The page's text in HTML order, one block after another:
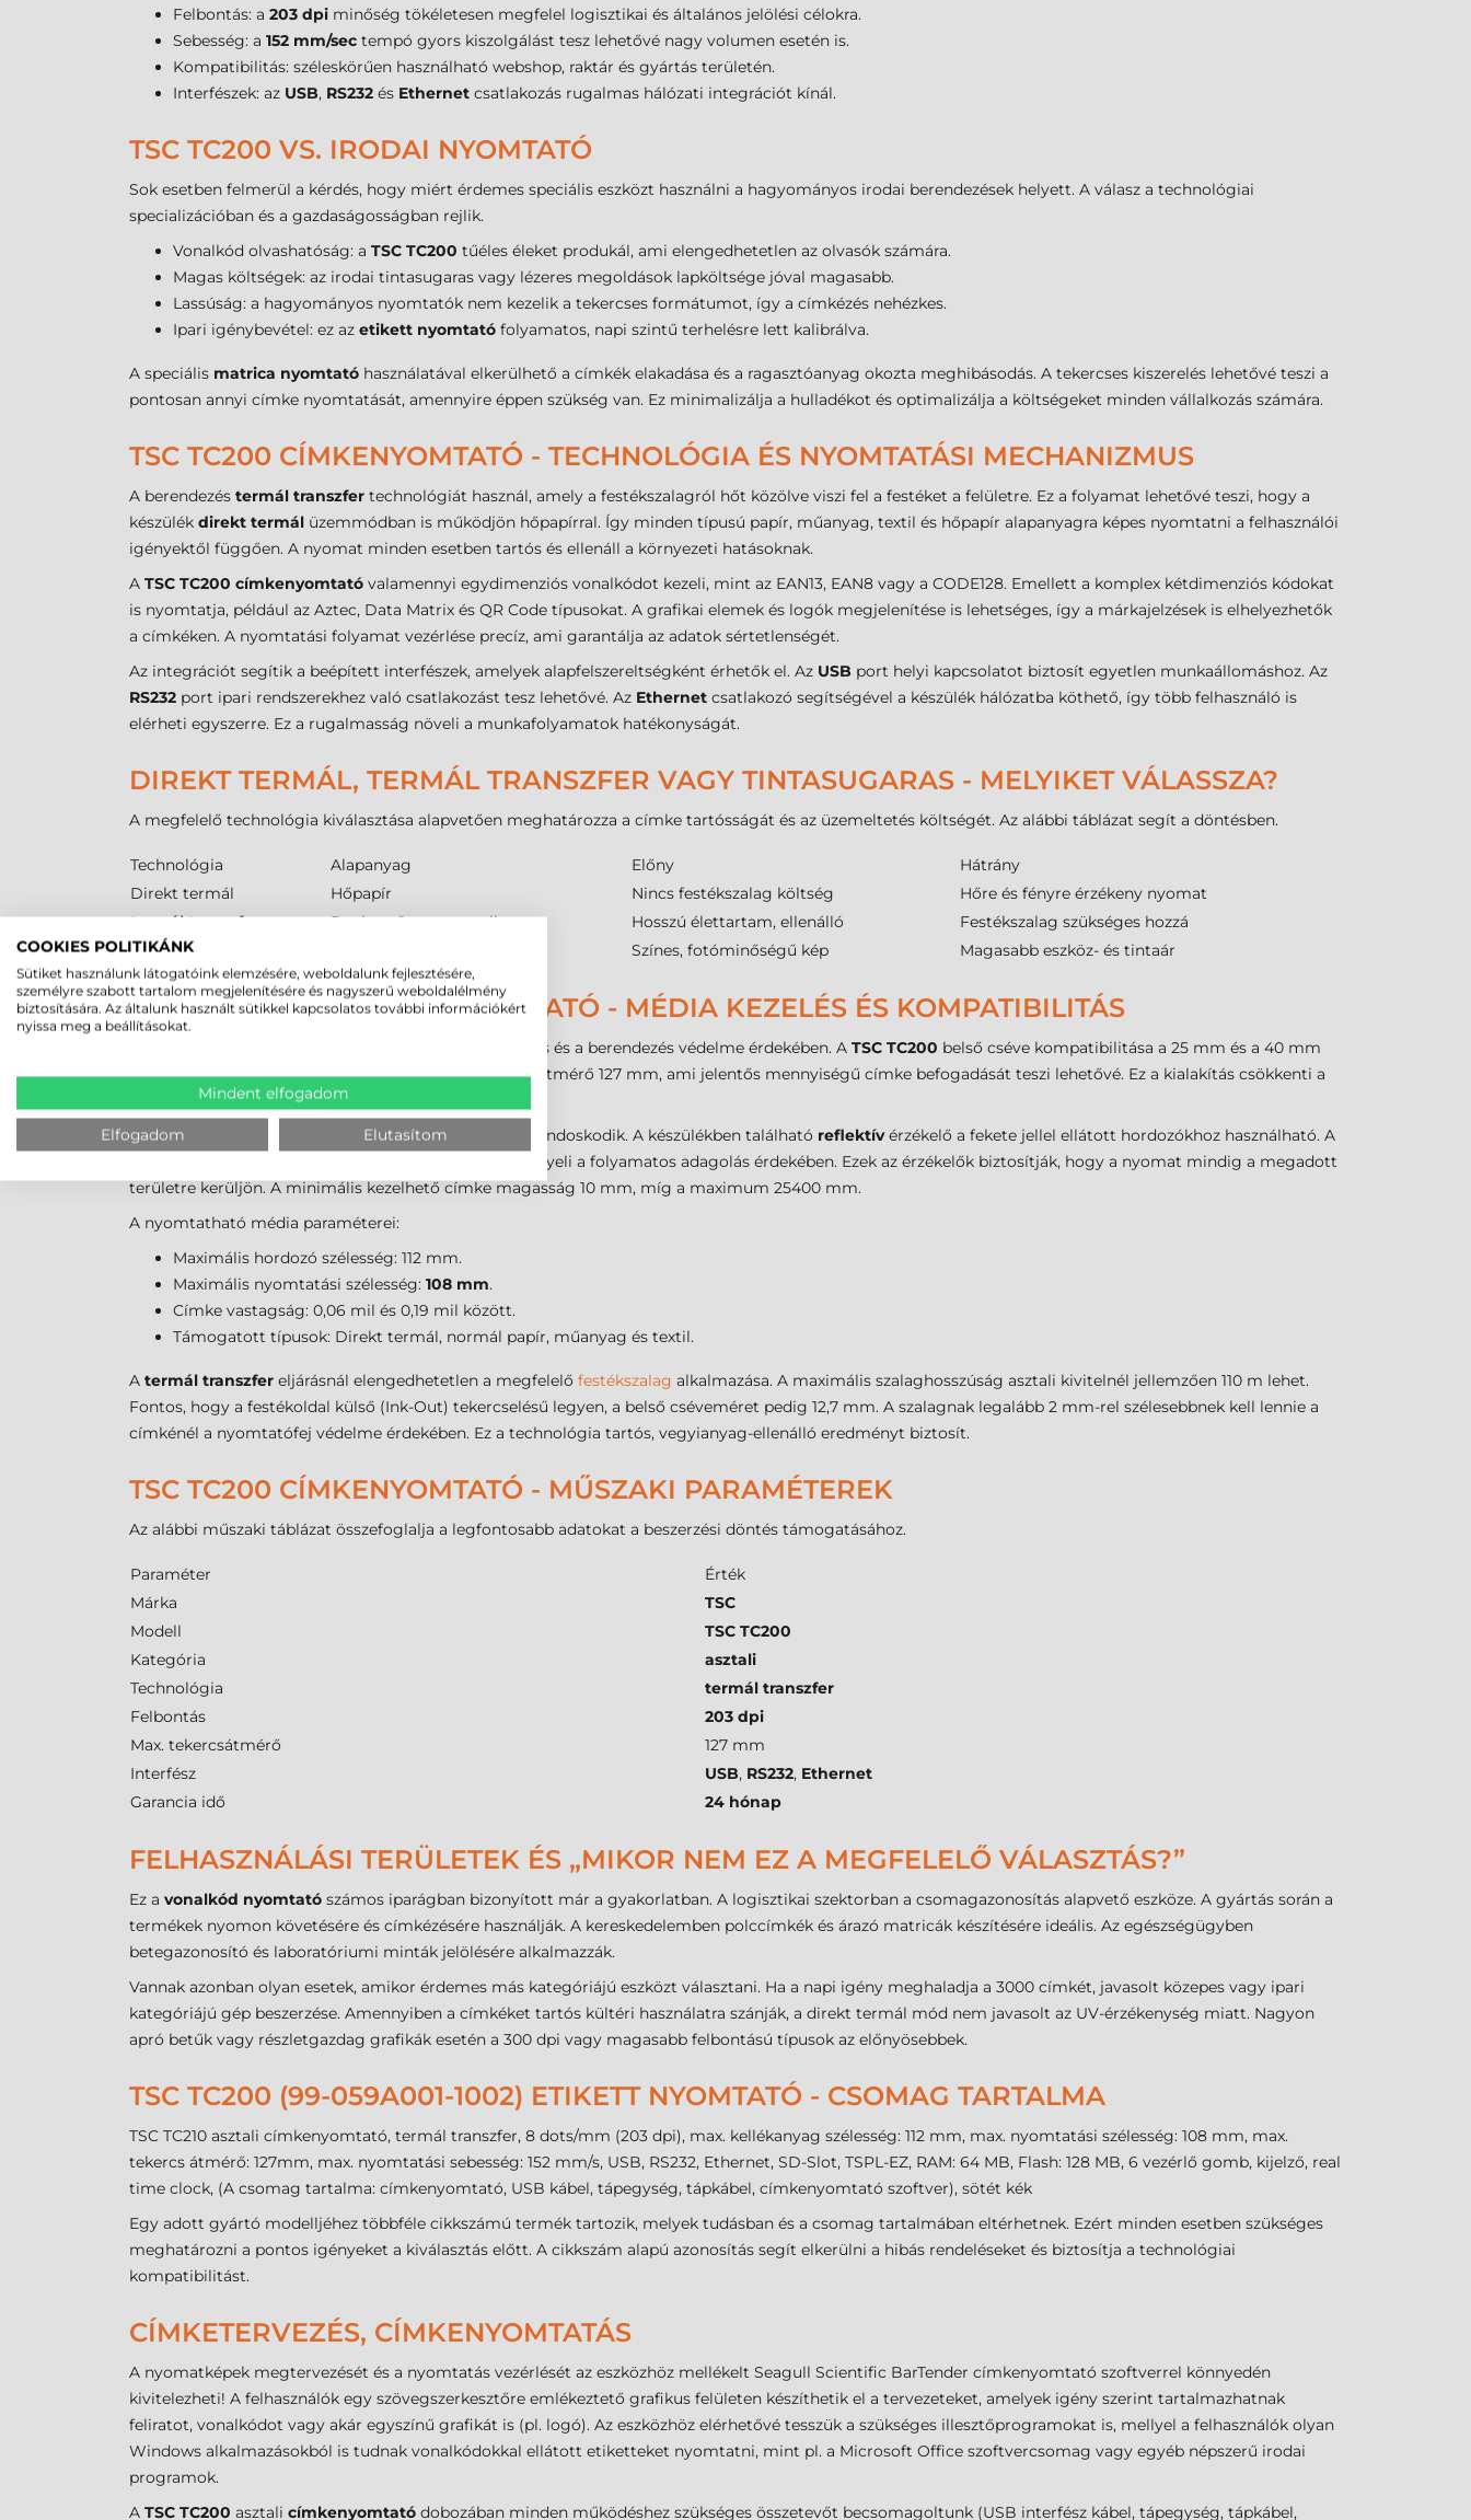
Felbontás: a 203 dpi minőség tökéletesen megfelel logisztikai és általános jelölési célokra.
Sebesség: a 152 mm/sec tempó gyors kiszolgálást tesz lehetővé nagy volumen esetén is.
Kompatibilitás: széleskörűen használható webshop, raktár és gyártás területén.
Interfészek: az USB, RS232 és Ethernet csatlakozás rugalmas hálózati integrációt kínál.
TSC TC200 VS. IRODAI NYOMTATÓ
Sok esetben felmerül a kérdés, hogy miért érdemes speciális eszközt használni a hagyományos irodai berendezések helyett. A válasz a technológiai
specializációban és a gazdaságosságban rejlik.
Vonalkód olvashatóság: a TSC TC200 tűéles éleket produkál, ami elengedhetetlen az olvasók számára.
Magas költségek: az irodai tintasugaras vagy lézeres megoldások lapköltsége jóval magasabb.
Lassúság: a hagyományos nyomtatók nem kezelik a tekercses formátumot, így a címkézés nehézkes.
Ipari igénybevétel: ez az etikett nyomtató folyamatos, napi szintű terhelésre lett kalibrálva.
A speciális matrica nyomtató használatával elkerülhető a címkék elakadása és a ragasztóanyag okozta meghibásodás. A tekercses kiszerelés lehetővé teszi a
pontosan annyi címke nyomtatását, amennyire éppen szükség van. Ez minimalizálja a hulladékot és optimalizálja a költségeket minden vállalkozás számára.
TSC TC200 CÍMKENYOMTATÓ - TECHNOLÓGIA ÉS NYOMTATÁSI MECHANIZMUS
A berendezés termál transzfer technológiát használ, amely a festékszalagról hőt közölve viszi fel a festéket a felületre. Ez a folyamat lehetővé teszi, hogy a
készülék direkt termál üzemmódban is működjön hőpapírral. Így minden típusú papír, műanyag, textil és hőpapír alapanyagra képes nyomtatni a felhasználói
igényektől függően. A nyomat minden esetben tartós és ellenáll a környezeti hatásoknak.
A TSC TC200 címkenyomtató valamennyi egydimenziós vonalkódot kezeli, mint az EAN13, EAN8 vagy a CODE128. Emellett a komplex kétdimenziós kódokat
is nyomtatja, például az Aztec, Data Matrix és QR Code típusokat. A grafikai elemek és logók megjelenítése is lehetséges, így a márkajelzések is elhelyezhetők
a címkéken. A nyomtatási folyamat vezérlése precíz, ami garantálja az adatok sértetlenségét.
Az integrációt segítik a beépített interfészek, amelyek alapfelszereltségként érhetők el. Az USB port helyi kapcsolatot biztosít egyetlen munkaállomáshoz. Az
RS232 port ipari rendszerekhez való csatlakozást tesz lehetővé. Az Ethernet csatlakozó segítségével a készülék hálózatba köthető, így több felhasználó is
elérheti egyszerre. Ez a rugalmasság növeli a munkafolyamatok hatékonyságát.
DIREKT TERMÁL, TERMÁL TRANSZFER VAGY TINTASUGARAS - MELYIKET VÁLASSZA?
A megfelelő technológia kiválasztása alapvetően meghatározza a címke tartósságát és az üzemeltetés költségét. Az alábbi táblázat segít a döntésben.
Technológia Alapanyag Előny
Hátrány
Direkt termál
Hőpapír Nincs festékszalag költség
Hőre és fényre érzékeny nyomat
termál transzfer
Papír, műanyag, textil Hosszú élettartam, ellenálló
Festékszalag szükséges hozzá
Tintasugaras
Színes, fotóminőségű kép Magasabb eszköz- és tintaár
TSC TC200 VONALKÓD NYOMTATÓ - MÉDIA KEZELÉS ÉS KOMPATIBILITÁS
A média kezelése kulcsfontosságú a pontos nyomtatás és a berendezés védelme érdekében. A TSC TC200 belső cséve kompatibilitása a 25 mm és a 40 mm
méretű magokra terjed ki. A maximális külső tekercs átmérő 127 mm, ami jelentős mennyiségű címke befogadását teszi lehetővé. Ez a kialakítás csökkenti a
kellékanyag cseréjének gyakoriságát a műszak alatt.
A pontos pozicionálásról az állítható címkeérzékelő gondoskodik. A készülékben található reflektívérzékelő a fekete jellel ellátott hordozókhoz használható. A
érzékelő pedig a címkék közötti közt figyeli a folyamatos adagolás érdekében. Ezek az érzékelők biztosítják, hogy a nyomat mindig a megadott
területre kerüljön. A minimális kezelhető címke magasság 10 mm, míg a maximum 25400 mm.
A nyomtatható média paraméterei:
Maximális hordozó szélesség: 112 mm.
Maximális nyomtatási szélesség: 108 mm.
Címke vastagság: 0,06 mil és 0,19 mil között.
Támogatott típusok: Direkt termál, normál papír, műanyag és textil.
A termál transzfer eljárásnál elengedhetetlen a megfelelő festékszalag alkalmazása. A maximális szalaghosszúság asztali kivitelnél jellemzően 110 m lehet.
Fontos, hogy a festékoldal külső (Ink-Out) tekercselésű legyen, a belső cséveméret pedig 12,7 mm. A szalagnak legalább 2 mm-rel szélesebbnek kell lennie a
címkénél a nyomtatófej védelme érdekében. Ez a technológia tartós, vegyianyag-ellenálló eredményt biztosít.
TSC TC200 CÍMKENYOMTATÓ - MŰSZAKI PARAMÉTEREK
Az alábbi műszaki táblázat összefoglalja a legfontosabb adatokat a beszerzési döntés támogatásához.
Paraméter
Érték
Márka
TSC
Modell
TSC TC200
Kategória
asztali
Technológia
termál transzfer
Felbontás
203 dpi
Max. tekercsátmérő
127 mm
Interfész
USB, RS232, Ethernet
Garancia idő
24 hónap
FELHASZNÁLÁSI TERÜLETEK ÉS „MIKOR NEM EZ A MEGFELELŐ VÁLASZTÁS?”
Ez a vonalkód nyomtató számos iparágban bizonyított már a gyakorlatban. A logisztikai szektorban a csomagazonosítás alapvető eszköze. A gyártás során a
termékek nyomon követésére és címkézésére használják. A kereskedelemben polccímkék és árazó matricák készítésére ideális. Az egészségügyben
betegazonosító és laboratóriumi minták jelölésére alkalmazzák.
Vannak azonban olyan esetek, amikor érdemes más kategóriájú eszközt választani. Ha a napi igény meghaladja a 3000 címkét, javasolt közepes vagy ipari
kategóriájú gép beszerzése. Amennyiben a címkéket tartós kültéri használatra szánják, a direkt termál mód nem javasolt az UV-érzékenység miatt. Nagyon
apró betűk vagy részletgazdag grafikák esetén a 300 dpi vagy magasabb felbontású típusok az előnyösebbek.
TSC TC200 (99-059A001-1002) ETIKETT NYOMTATÓ - CSOMAG TARTALMA
TSC TC210 asztali címkenyomtató, termál transzfer, 8 dots/mm (203 dpi), max. kellékanyag szélesség: 112 mm, max. nyomtatási szélesség: 108 mm, max.
tekercs átmérő: 127mm, max. nyomtatási sebesség: 152 mm/s, USB, RS232, Ethernet, SD-Slot, TSPL-EZ, RAM: 64 MB, Flash: 128 MB, 6 vezérlő gomb, kijelző, real
time clock, (A csomag tartalma: címkenyomtató, USB kábel, tápegység, tápkábel, címkenyomtató szoftver), sötét kék
Egy adott gyártó modelljéhez többféle cikkszámú termék tartozik, melyek tudásban és a csomag tartalmában eltérhetnek. Ezért minden esetben szükséges
meghatározni a pontos igényeket a kiválasztás előtt. A cikkszám alapú azonosítás segít elkerülni a hibás rendeléseket és biztosítja a technológiai
kompatibilitást.
CÍMKETERVEZÉS, CÍMKENYOMTATÁS
A nyomatképek megtervezését és a nyomtatás vezérlését az eszközhöz mellékelt Seagull Scientific BarTender címkenyomtató szoftverrel könnyedén
kivitelezheti! A felhasználók egy szövegszerkesztőre emlékeztető grafikus felületen készíthetik el a tervezeteket, amelyek igény szerint tartalmazhatnak
feliratot, vonalkódot vagy akár egyszínű grafikát is (pl. logó). Az eszközhöz elérhetővé tesszük a szükséges illesztőprogramokat is, mellyel a felhasználók olyan
Windows alkalmazásokból is tudnak vonalkódokkal ellátott etiketteket nyomtatni, mint pl. a Microsoft Office szoftvercsomag vagy egyéb népszerű irodai
programok.
A TSC TC200 asztali címkenyomtató dobozában minden működéshez szükséges összetevőt becsomagoltunk (USB interfész kábel, tápegység, tápkábel,
COOKIES POLITIKÁNK
Sütiket használunk látogatóink elemzésére, weboldalunk fejlesztésére,
személyre szabott tartalom megjelenítésére és nagyszerű weboldalélmény
biztosítására. Az általunk használt sütikkel kapcsolatos további információkért
nyissa meg a beállításokat.
Mindent elfogadom
Elfogadom Elutasítom